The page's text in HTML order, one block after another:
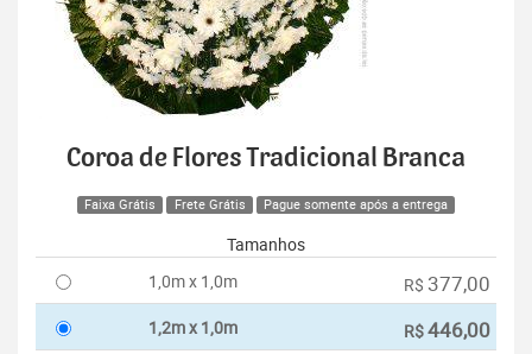
Coroa de Flores Tradicional Branca
Faixa Grátis Frete Grátis Pague somente após a entrega
Tamanhos
1,0m x 1,0m
R$ 377,00
1,2m x 1,0m R$446,00